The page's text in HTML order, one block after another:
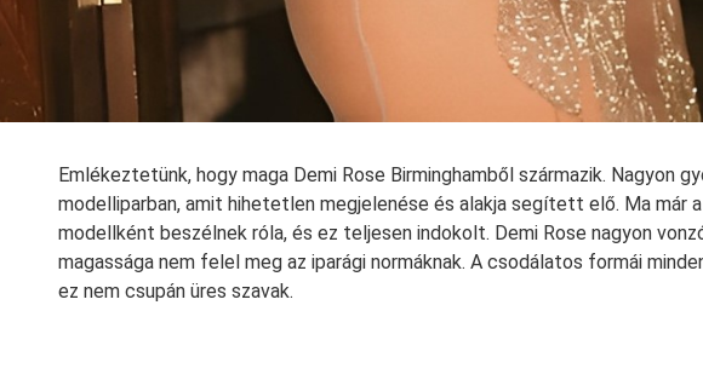
Emlékeztetünk, hogy maga Demi Rose Birminghamből származik. Nagyon
modelliparban, amit hihetetlen megjelenése és alakja segített elő. Ma már
modellként beszélnek róla, és ez teljesen indokolt. Demi Rose nagyon
magassága nem felel meg az iparági normáknak. A csodálatos formái
ez nem csupán üres szavak.